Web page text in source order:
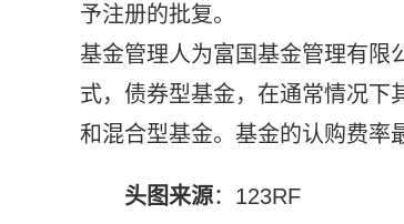
予注册的批复。
基金管理人为富国基金管理有限
式，债券型基金，在通常情况下
和混合型基金。基金的认购费率
头图来源：123RF